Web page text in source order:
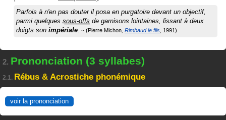
Parfois à n'en pas douter il posa en purgatoire devant un objectif,
parmi quelques sous-offs de garnisons lointaines, lissant à deux
doigts son impériale. Pierre Michon Rimbaud le fils 1991
2. Prononciation (3 syllabes)
2.1. Rébus & Acrostiche phonémique
voir la prononciation